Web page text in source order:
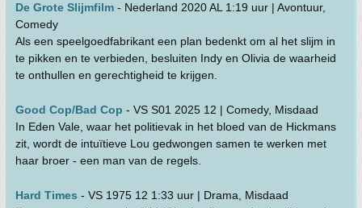
De Grote Slijmfilm - Nederland 2020 AL 1:19 uur | Avontuur,
Comedy
Als een speelgoedfabrikant een plan bedenkt om al het slijm in
te pikken en te verbieden, besluiten Indy en Olivia de waarheid
te onthullen en gerechtigheid te krijgen.
Good Cop/Bad Cop - VS S01 2025 12 | Comedy, Misdaad
In Eden Vale, waar het politievak in het bloed van de Hickmans
zit, wordt de intuïtieve Lou gedwongen samen te werken met
haar broer - een man van de regels.
Hard Times - VS 1975 12 1:33 uur | Drama, Misdaad